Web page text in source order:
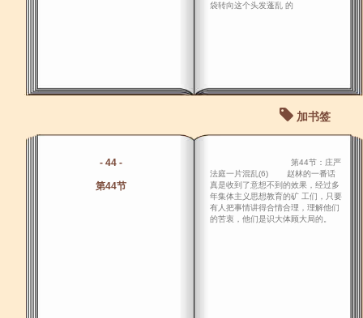
袋转向这个头发蓬乱 的
加书签
- 44 -
第44节
第44节：庄严
法庭一片混乱(6) 赵林的一番话
真是收到了意想不到的效果，经过多
年集体主义思想教育的矿 工们，只要
有人把事情讲得合情合理，理解他们
的苦衷，他们是识大体顾大局的。